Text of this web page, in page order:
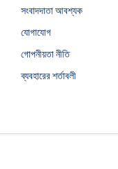
সংবাদদাতা আবশ্যক
যোগাযোগ
গোপনীয়তা নীতি
ব্যবহারের শর্তাবলী